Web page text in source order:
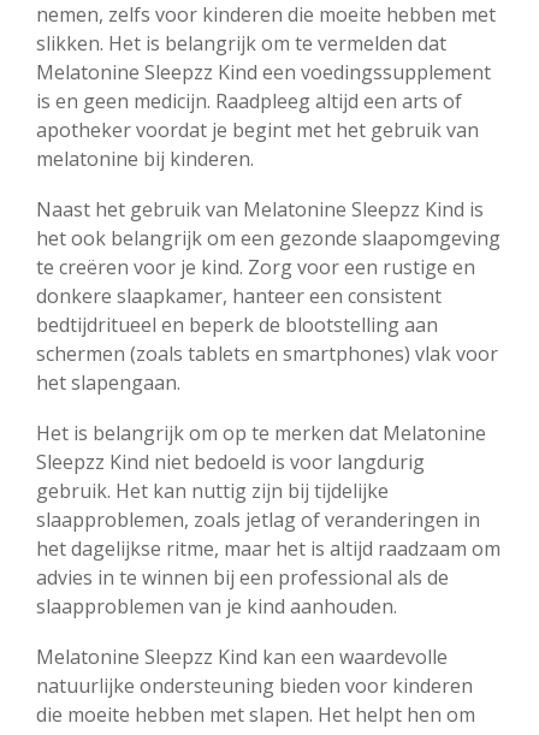
nemen, zelfs voor kinderen die moeite hebben met
slikken. Het is belangrijk om te vermelden dat
Melatonine Sleepzz Kind een voedingssupplement
is en geen medicijn. Raadpleeg altijd een arts of
apotheker voordat je begint met het gebruik van
melatonine bij kinderen.
Naast het gebruik van Melatonine Sleepzz Kind is
het ook belangrijk om een gezonde slaapomgeving
te creëren voor je kind. Zorg voor een rustige en
donkere slaapkamer, hanteer een consistent
bedtijdritueel en beperk de blootstelling aan
schermen (zoals tablets en smartphones) vlak voor
het slapengaan.
Het is belangrijk om op te merken dat Melatonine
Sleepzz Kind niet bedoeld is voor langdurig
gebruik. Het kan nuttig zijn bij tijdelijke
slaapproblemen, zoals jetlag of veranderingen in
het dagelijkse ritme, maar het is altijd raadzaam om
advies in te winnen bij een professional als de
slaapproblemen van je kind aanhouden.
Melatonine Sleepzz Kind kan een waardevolle
natuurlijke ondersteuning bieden voor kinderen
die moeite hebben met slapen. Het helpt hen om